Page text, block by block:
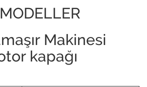
Makinesi
kapağı